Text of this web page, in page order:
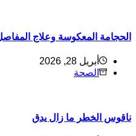
المعكوسة وعلاج المفاصل
أبريل 28, 2026
الصحة
الخطر ما زال يدق